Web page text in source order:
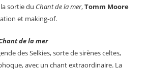
sortie du Chant de la mer,Tomm Moore
et making-of.
de la mer
des Selkies, sorte de sirènes celtes,
avec un chant extraordinaire. La